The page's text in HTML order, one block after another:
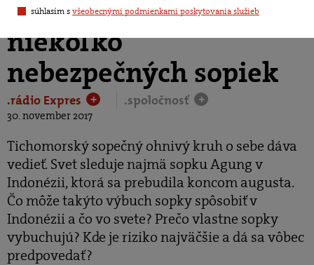
súhlasím svšeobecnými podmienkami poskytovania služieb
aktívnych hneď
niekoľko
nebezpečných sopiek
.rádio Expres + .spoločnosť +
30. november 2017
Tichomorský sopečný ohnivý kruh o sebe dáva
vedieť. Svet sleduje najmä sopku Agung v
Indonézii, ktorá sa prebudila koncom augusta.
Čo môže takýto výbuch sopky spôsobiť v
Indonézii a čo vo svete? Prečo vlastne sopky
vybuchujú? Kde je riziko najväčšie a dá sa vôbec
predpovedať?